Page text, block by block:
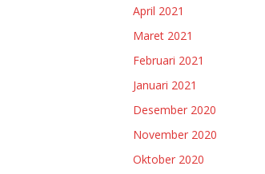
April 2021
Maret 2021
Februari 2021
Januari 2021
Desember 2020
November 2020
Oktober 2020